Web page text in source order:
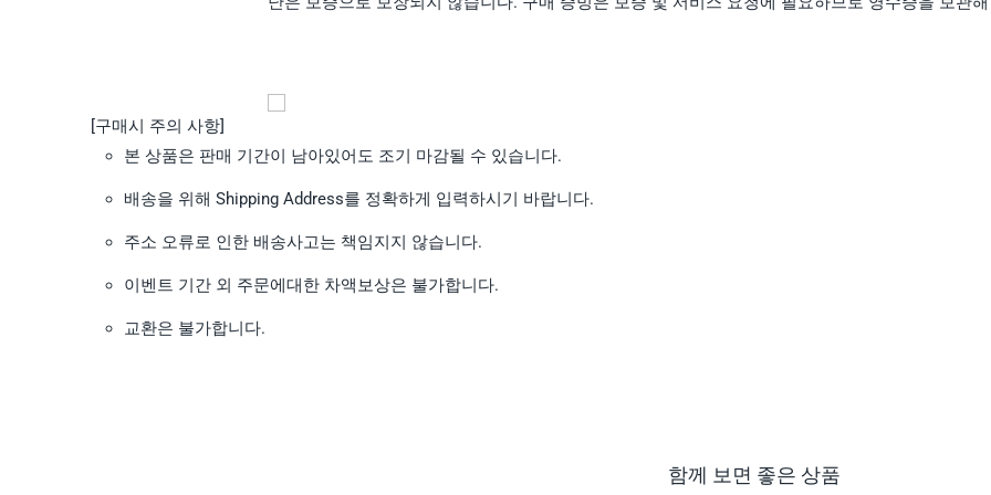
[구매시 주의 사항]
본 상품은 판매 기간이 남아있어도 조기 마감될 수 있습니다.
배송을 위해 Shipping Address를 정확하게 입력하시기 바랍니다.
주소 오류로 인한 배송사고는 책임지지 않습니다.
이벤트 기간 외 주문에대한 차액보상은 불가합니다.
교환은 불가합니다.
함께 보면 좋은 상품